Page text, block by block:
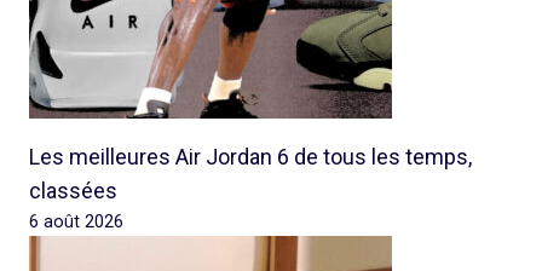
Les meilleures Air Jordan 6 de tous les temps,
classées
6 août 2026